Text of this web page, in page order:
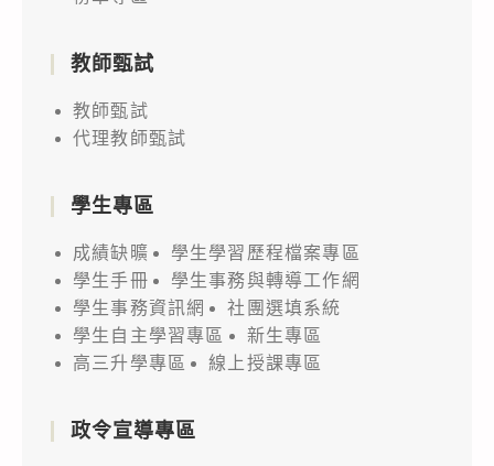
教師甄試
教師甄試
代理教師甄試
學生專區
成績缺曠
學生學習歷程檔案專區
學生手冊
學生事務與轉導工作網
學生事務資訊網
社團選填系統
學生自主學習專區
新生專區
高三升學專區
線上授課專區
政令宣導專區